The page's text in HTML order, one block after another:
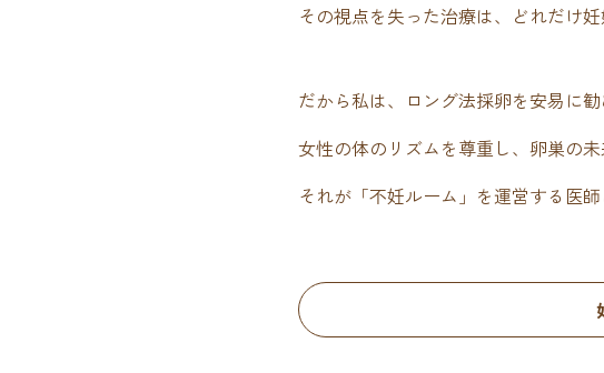
その視点を失った治療は、どれだけ
だから私は、ロング法採卵を安易に勧
女性の体のリズムを尊重し、卵巣の
それが「不妊ルーム」を運営する医